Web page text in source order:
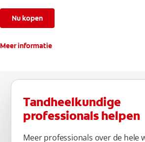
Nu kopen
Meer informatie
Tandheelkundige
professionals helpen
Meer professionals over de hele